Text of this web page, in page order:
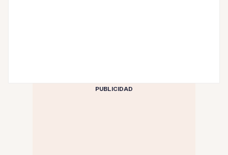
PUBLICIDAD